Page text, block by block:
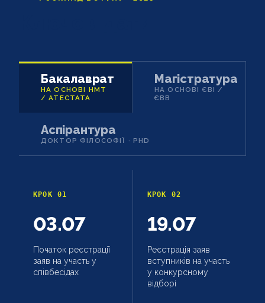
Бакалаврат
НА ОСНОВІ НМТ
/ АТЕСТАТА
Магістратура
НА ОСНОВІ ЄВІ /
ЄВВ
Аспірантура
ДОКТОР ФІЛОСОФІЇ · PHD
КРОК 01
03.07
Початок реєстрації
заяв на участь у
співбесідах
КРОК 02
19.07
Реєстрація заяв
вступників на участь
у конкурсному
відборі